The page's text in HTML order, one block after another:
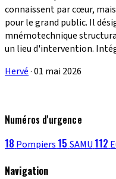
connaissent par cœur,
pour le grand public. Il
mnémotechnique
un lieu d'intervention.
Hervé·01 mai 2026
Numéros d'urgence
18 Pompiers 15 SAMU 112
Navigation